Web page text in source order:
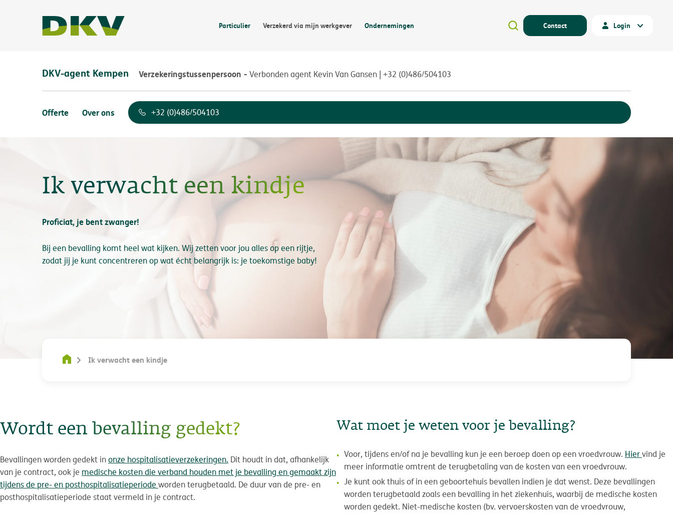
Particulier Verzekerd via mijn werkgever Ondernemingen Contact Login
DKV-agent Kempen Verzekeringstussenpersoon Verbonden agent Kevin Van Gansen | +32 (0)486/504103
Offerte Over ons +32 (0)486/504103
Ik verwacht een kindje
Proficiat, je bent zwanger!
Bij een bevalling komt heel wat kijken. Wij zetten voor jou alles op een rijtje,
zodat jij je kunt concentreren op wat écht belangrijk is: je toekomstige baby!
Ik verwacht een kindje
Wordt een bevalling gedekt?
Bevallingen worden gedekt inonze hospitalisatieverzekeringen. Dit houdt in dat, afhankelijk
van je contract, ook je medische kosten die verband houden met je bevalling en gemaakt zijn
tijdens de pre- en posthospitalisatieperiode worden terugbetaald. De duur van de pre- en
posthospitalisatieperiode staat vermeld in je contract.
Wat moet je weten voor je bevalling?
Voor, tijdens en/of na je bevalling kun je een beroep doen op een vroedvrouw. Hiervind je
meer informatie omtrent de terugbetaling van de kosten van een vroedvrouw.
Je kunt ook thuis of in een geboortehuis bevallen indien je dat wenst. Deze bevallingen
worden terugbetaald zoals een bevalling in het ziekenhuis, waarbij de medische kosten
worden gedekt. Niet-medische kosten (bv. vervoerskosten van de vroedvrouw,